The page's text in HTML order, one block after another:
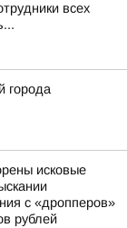
всех
города
исковые
с «дропперов»
рублей